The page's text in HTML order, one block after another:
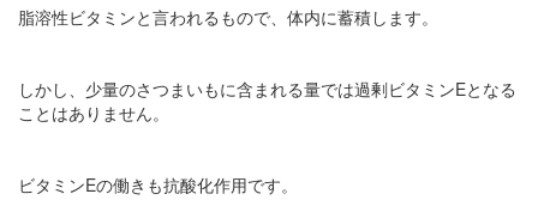
脂溶性ビタミンと言われるもので、体内に蓄積します。
しかし、少量のさつまいもに含まれる量では過剰ビタミンEとなる
ことはありません。
ビタミンEの働きも抗酸化作用です。